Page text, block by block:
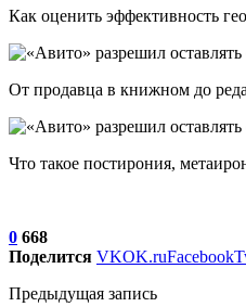
Как оценить эффективность
От продавца в книжном до
Что такое постирония,
0 668
Поделится VKOK.ruFacebook
Предыдущая запись